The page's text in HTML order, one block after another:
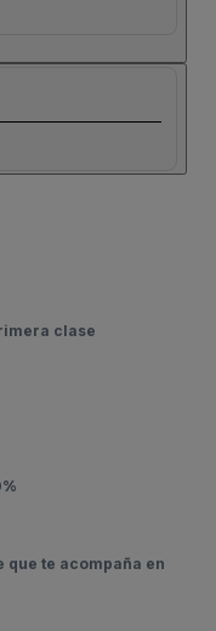
clase
que te acompaña en